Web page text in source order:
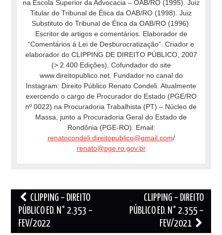
na Escola Superior da Advocacia – OAB/RO (1995). Juiz
Titular do Tribunal de Ética da OAB/RO (1998). Juiz
Substituto do Tribunal de Ética da OAB/RO (1996).
Escritor de artigos e comentários. Elaborador de
“Comentários à Lei de Desburocratização”. Criador e
elaborador do CLIPPING DE DIREITO PÚBLICO, 2007
(> 2.400 Edições). Cofundador do site
www.direitopublico.net. Fundador no canal do
Instagram: Direito Público Renato Condeli. Atualmente
exercendo o cargo de Procurador do Estado (PGE/RO
nº 0022) na Procuradoria Trabalhista (PT) – Núcleo de
Massa, junto a Procuradoria Geral do Estado de
Rondônia (PGE-RO). Email:
renatocondeli.direitopublico@gmail.com/
renato@pge.ro.gov.br
Post
navigation
CLIPPING – DIREITO
PÚBLICO ED. N° 2.353 –
FEV/2022
CLIPPING – DIREITO
PÚBLICO ED. N° 2.355 –
FEV/2021